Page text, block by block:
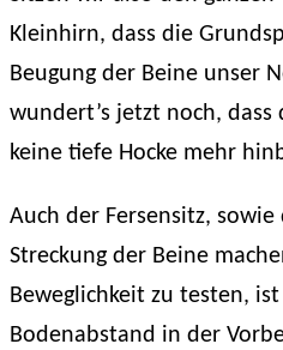
Kleinhirn, dass die
Beugung der Beine unser
wundert’s jetzt noch,
keine tiefe Hocke mehr
Auch der Fersensitz,
Streckung der Beine
Beweglichkeit zu testen,
Bodenabstand in der